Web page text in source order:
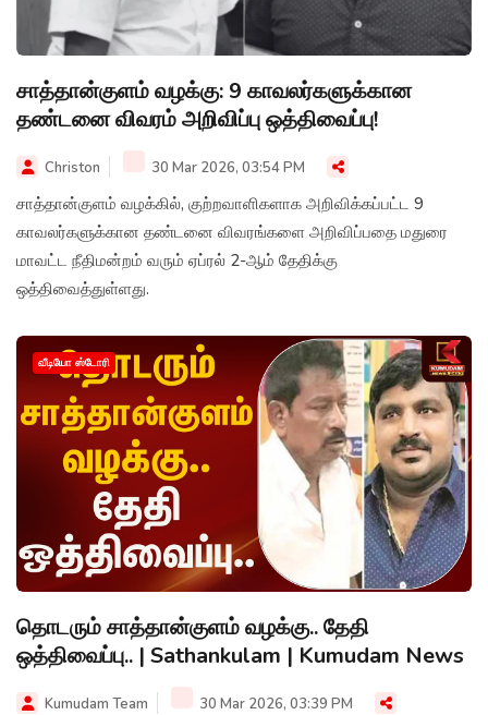
சாத்தான்குளம் வழக்கு: 9 காவலர்களுக்கான
தண்டனை விவரம் அறிவிப்பு ஒத்திவைப்பு!
Christon 30 Mar 2026, 03:54 PM
சாத்தான்குளம் வழக்கில், குற்றவாளிகளாக அறிவிக்கப்பட்ட 9
காவலர்களுக்கான தண்டனை விவரங்களை அறிவிப்பதை மதுரை
மாவட்ட நீதிமன்றம் வரும் ஏப்ரல் 2-ஆம் தேதிக்கு
ஒத்திவைத்துள்ளது.
வீடியோ ஸ்டோரி
தொடரும் சாத்தான்குளம் வழக்கு.. தேதி
ஒத்திவைப்பு.. | Sathankulam | Kumudam News
Kumudam Team 30 Mar 2026, 03:39 PM